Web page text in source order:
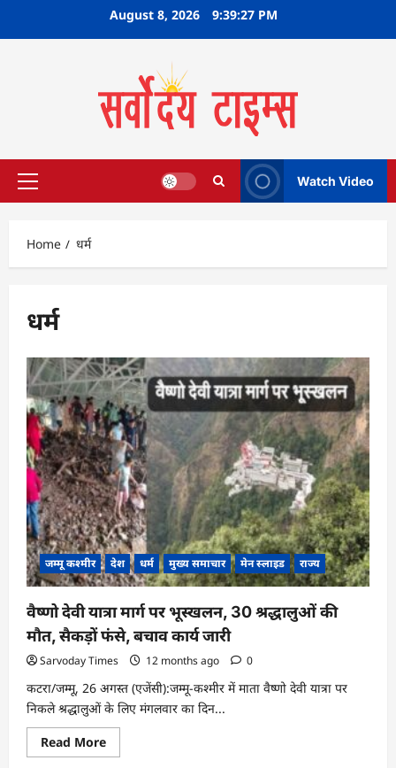
August 8, 2026 9:39:28 PM
Primary
Watch Video
Home धर्म
धर्म
जम्मू कश्मीर देश धर्म मुख्य समाचार मेन स्लाइड राज्य
वैष्णो देवी यात्रा मार्ग पर भूस्खलन, 30 श्रद्धालुओं की
मौत, सैकड़ों फंसे, बचाव कार्य जारी
Sarvoday Times 12 months ago 0
कटरा/जम्मू, 26 अगस्त (एजेंसी):जम्मू-कश्मीर में माता वैष्णो देवी यात्रा पर
निकले श्रद्धालुओं के लिए मंगलवार का दिन...
Read MoreRead
more